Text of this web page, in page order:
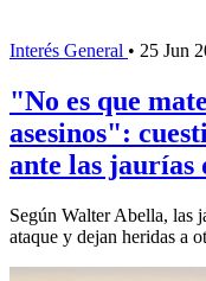
Interés General • 25 Jun
"No es que
asesinos":
ante las jaurías
Según Walter Abella, las
ataque y dejan heridas a